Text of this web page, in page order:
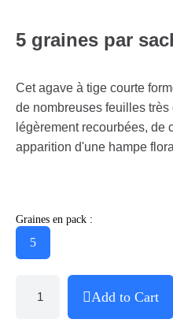
5 graines par
Cet agave à tige courte
de nombreuses feuilles
légèrement recourbées, de
apparition d'une hampe
Graines en pack :
5
Add to Cart